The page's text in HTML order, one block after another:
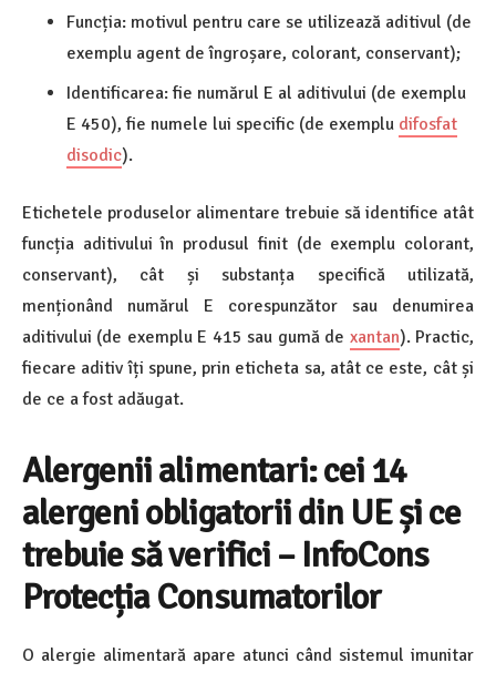
Funcția: motivul pentru care se utilizează aditivul (de
exemplu agent de îngroșare, colorant, conservant);
Identificarea: fie numărul E al aditivului (de exemplu
E 450), fie numele lui specific (de exemplu difosfat
disodic).
Etichetele produselor alimentare trebuie să identifice atât
funcția aditivului în produsul finit (de exemplu colorant,
conservant), cât și substanța specifică utilizată,
menționând numărul E corespunzător sau denumirea
aditivului (de exemplu E 415 sau gumă de xantan). Practic,
fiecare aditiv îți spune, prin eticheta sa, atât ce este, cât și
de ce a fost adăugat.
Alergenii alimentari: cei 14
alergeni obligatorii din UE și ce
trebuie să verifici – InfoCons
Protecția Consumatorilor
O alergie alimentară apare atunci când sistemul imunitar